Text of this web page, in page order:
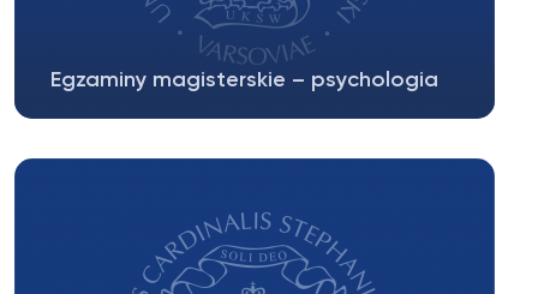
Egzaminy magisterskie – psychologia
Przewodniczący: dr...